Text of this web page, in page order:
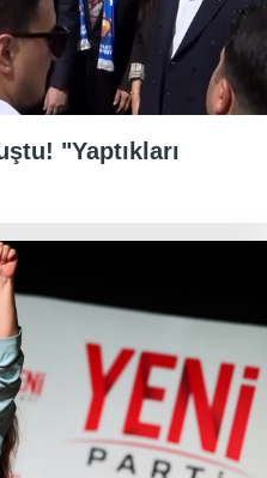
"Yaptıkları